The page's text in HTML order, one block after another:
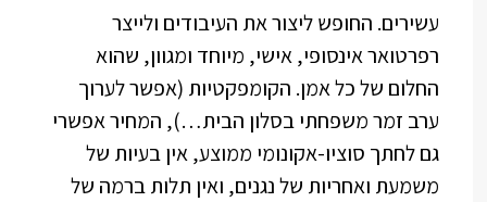
עשירים. החופש ליצור את העיבודים ולייצר
רפרטואר אינסופי, אישי, מיוחד ומגוון, שהוא
החלום של כל אמן. הקומפקטיות (אפשר לערוך
ערב זמר משפחתי בסלון הבית…), המחיר אפשרי
גם לחתך סוציו-אקונומי ממוצע, אין בעיות של
משמעת ואחריות של נגנים, ואין תלות ברמה של